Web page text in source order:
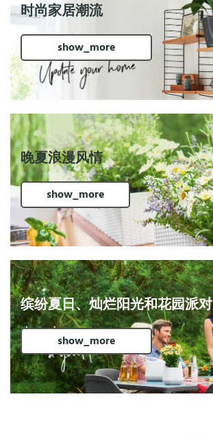
时尚家居潮流
show_more
晚夏浪漫风情
show_more
缤纷夏日、灿烂阳光和花园派对
show_more